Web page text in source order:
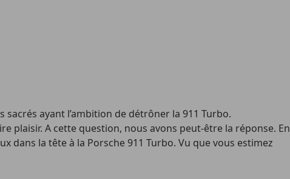
ayant l’ambition de détrôner la 911 Turbo.
plaisir. A cette question, nous avons peut-être la réponse. En
dans la tête à la Porsche 911 Turbo. Vu que vous estimez